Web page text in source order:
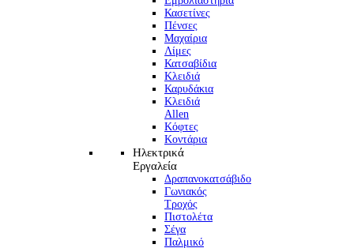
Κασετίνες
Πένσες
Μαχαίρια
Λίμες
Κατσαβίδια
Κλειδιά
Καρυδάκια
Κλειδιά
Allen
Κόφτες
Κοντάρια
Ηλεκτρικά
Εργαλεία
Δραπανοκατσάβιδο
Γωνιακός
Τροχός
Πιστολέτα
Σέγα
Παλμικό